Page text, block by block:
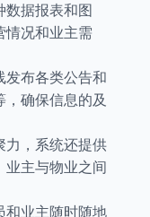
数据报表和图
情况和业主需
发布各类公告和
确保信息的及
力，系统还提供
业主与物业之间
和业主随时随地